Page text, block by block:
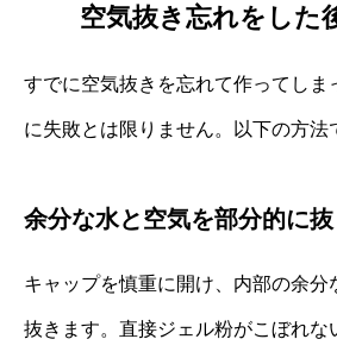
空気抜き忘れをした
すでに空気抜きを忘れて作ってしま
に失敗とは限りません。以下の方法
余分な水と空気を部分的に抜
キャップを慎重に開け、内部の余分
抜きます。直接ジェル粉がこぼれな